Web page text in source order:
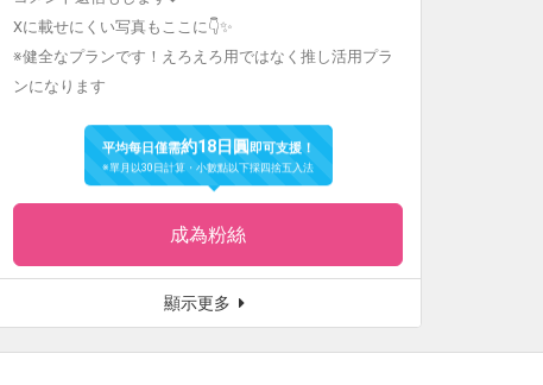
Xに載せにくい写真もここに👇✨
※健全なプランです！えろえろ用ではなく推し活用プラ
ンになります
平均每日僅需約18日圓即可支援！
※單月以30日計算・小數點以下採四捨五入法
成為粉絲
顯示更多